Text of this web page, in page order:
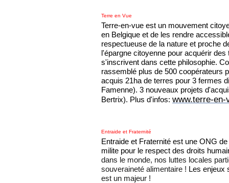
Terre en Vue
Terre-en-vue est un mouvement
en Belgique et de les rendre
respectueuse de la nature et proche
l'épargne citoyenne pour acquérir
s'inscrivent dans cette philosophie.
rassemblé plus de 500 coopérateurs
acquis 21ha de terres pour 3 fermes
Famenne). 3 nouveaux projets
Bertrix). Plus d'infos:www.terre-en-
Entraide et Fraternité
Entraide et Fraternité est une ONG
milite pour le respect des droits
dans le monde, nos luttes locales
souveraineté alimentaire ! Les enjeux
est un majeur !